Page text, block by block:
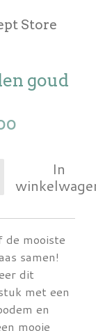
Store
goud
In
de mooiste
samen!
dit
met een
en
mooie